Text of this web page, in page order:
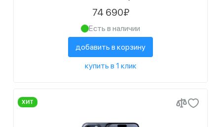
74 690₽
Есть в наличии
добавить в корзину
купить в 1 клик
ХИТ